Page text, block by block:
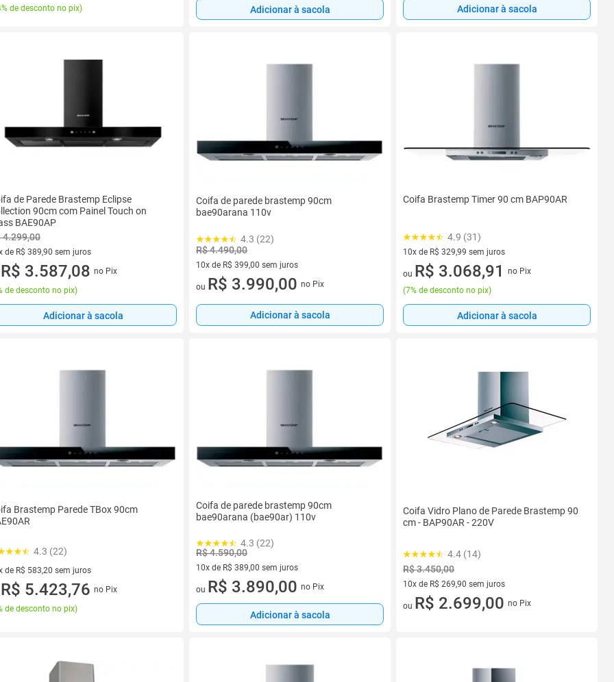
de desconto no pix) Adicionar à sacola Adicionar à sacola
de Parede Brastemp Eclipse
90cm com Painel Touch on
BAE90AP
4.299,00
de R$ 389,90 sem juros
vez de R$ 389,90 sem juros
R$ 3.587,08 no Pix
de desconto no pix)
Adicionar à sacola
Coifa de parede brastemp 90cm
bae90arana 110v
4.3 (22)
R$ 4.490,00
10x de R$ 399,00 sem juros
10 vez de R$ 399,00 sem juros
ou R$ 3.990,00 no Pix
Adicionar à sacola
Coifa Brastemp Timer 90 cm BAP90AR
4.9 (31)
10x de R$ 329,99 sem juros
10 vez de R$ 329,99 sem juros
ou R$ 3.068,91
no Pix
(7% de desconto no pix)
Adicionar à sacola
Brastemp Parede TBox 90cm
4.3 (22)
de R$ 583,20 sem juros
vez de R$ 583,20 sem juros
R$ 5.423,76 no Pix
de desconto no pix)
Coifa de parede brastemp 90cm
bae90arana (bae90ar) 110v
4.3 (22)
R$ 4.590,00
10x de R$ 389,00 sem juros
10 vez de R$ 389,00 sem juros
ou R$ 3.890,00 no Pix
Adicionar à sacola
Coifa Vidro Plano de Parede Brastemp 90
cm - BAP90AR - 220V
4.4 (14)
R$ 3.450,00
10x de R$ 269,90 sem juros
10 vez de R$ 269,90 sem juros
ou R$ 2.699,00 no Pix